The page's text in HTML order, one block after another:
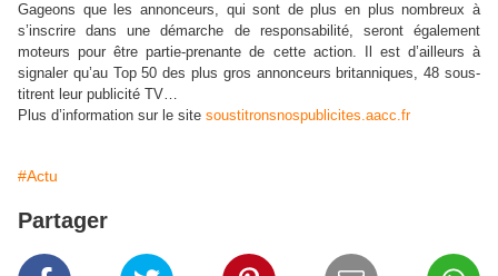
Gageons que les annonceurs, qui sont de plus en plus nombreux à
s’inscrire dans une démarche de responsabilité, seront également
moteurs pour être partie-prenante de cette action. Il est d’ailleurs à
signaler qu’au Top 50 des plus gros annonceurs britanniques, 48 sous-
titrent leur publicité TV…
Plus d’information sur le site soustitronsnospublicites.aacc.fr
#Actu
Partager